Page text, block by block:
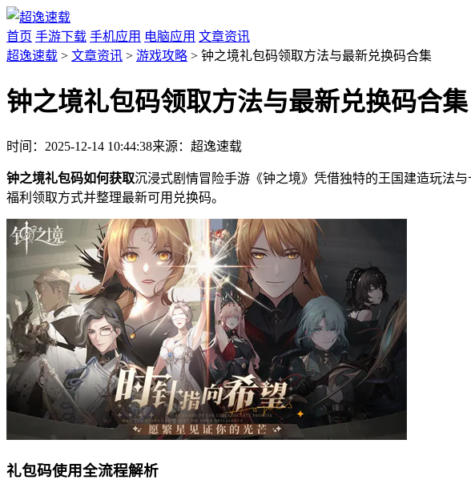
首页 手游下载 手机应用 电脑应用 文章资讯
超逸速载 > 文章资讯 > 游戏攻略 > 钟之境礼包码领取方法与最新兑换码合集
钟之境礼包码领取方法与最新兑换码合集
时间：2025-12-14 10:44:38来源：超逸速载
钟之境礼包码如何获取沉浸式剧情冒险手游《钟之境》凭借独特的王国建造玩法
福利领取方式并整理最新可用兑换码。
礼包码使用全流程解析